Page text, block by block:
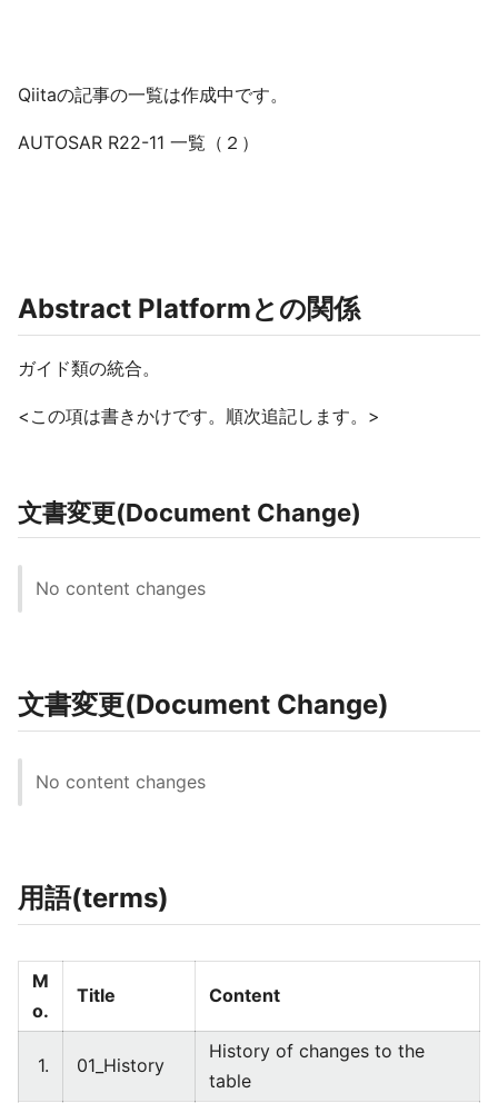
Qiitaの記事の一覧は作成中です。
AUTOSAR R22-11 一覧（２）
Abstract Platformとの関係
ガイド類の統合。
<この項は書きかけです。順次追記します。>
文書変更(Document Change)
No content changes
文書変更(Document Change)
No content changes
用語(terms)
M
o.
Title Content
1. 01_History
History of changes to the
table